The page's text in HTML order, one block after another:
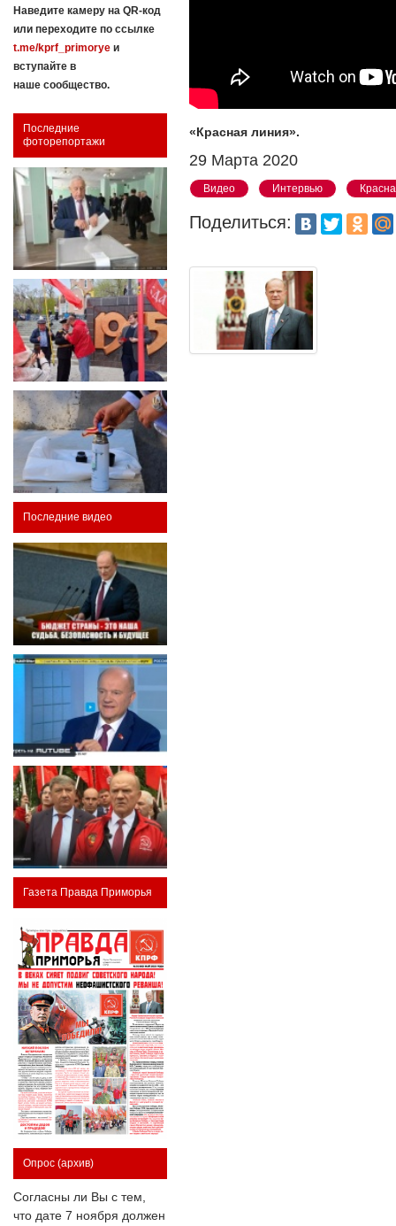
Наведите камеру на QR-код
или переходите по ссылке
t.me/kprf_primorye и
вступайте в
наше сообщество.
Последние
фоторепортажи
Последние видео
Газета Правда Приморья
Опрос (архив)
Согласны ли Вы с тем,
что дате 7 ноября должен
«Красная линия».
29 Марта 2020
Видео Интервью
Поделиться: